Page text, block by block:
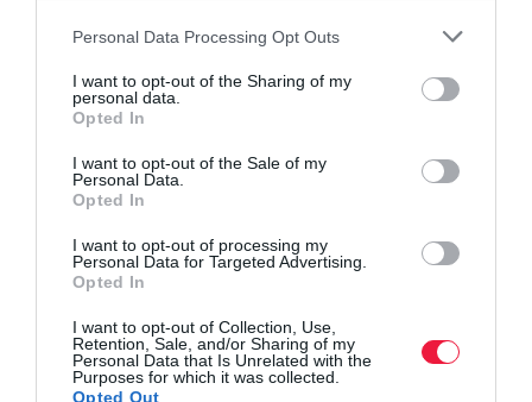
Please note that this website/app uses one or more Google
not limited to your visit or usage behaviour. You may click to
grant or deny consent to Google and its third-party tags to
use your data for below specified purposes in below Google
consent section.
Personal Data Processing Opt Outs
I want to opt-out of the Sharing of my
personal data.
Opted In
I want to opt-out of the Sale of my
Personal Data.
Opted In
I want to opt-out of processing my
Personal Data for Targeted Advertising.
Opted In
I want to opt-out of Collection, Use,
Retention, Sale, and/or Sharing of my
Personal Data that Is Unrelated with the
Purposes for which it was collected.
Opted Out
dollárba került 1913-ban, ami mai árfolyamon körülbelül 72 ezer
Összehasonlításként manapság a Case iH Quadtrac
gumihevederes gépóriás vételára 600 ezer dollár körül mozog
agrárium